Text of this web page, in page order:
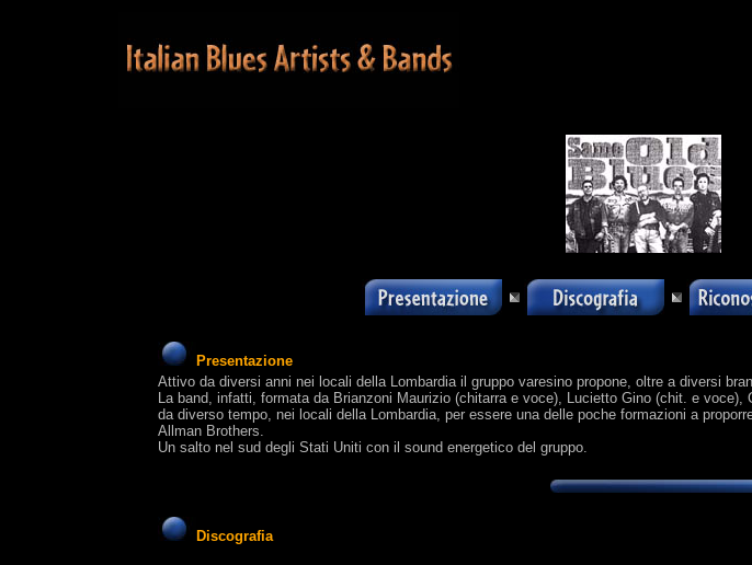
Presentazione
Attivo da diversi anni nei locali della Lombardia il gruppo varesino propone, oltre a diversi
La band, infatti, formata da Brianzoni Maurizio (chitarra e voce), Lucietto Gino (chit. e
da diverso tempo, nei locali della Lombardia, per essere una delle poche formazioni a
Allman Brothers.
Un salto nel sud degli Stati Uniti con il sound energetico del gruppo.
Discografia